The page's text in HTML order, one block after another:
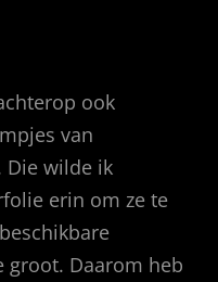
ook
van
Die wilde ik
erin om ze te
groot. Daarom heb